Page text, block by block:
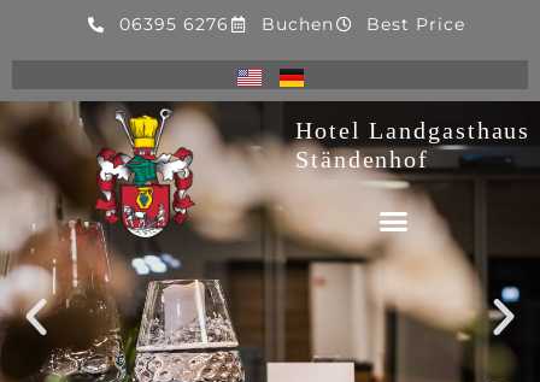
06395 6276 Buchen Best Price
Hotel Landgasthaus
Ständenhof